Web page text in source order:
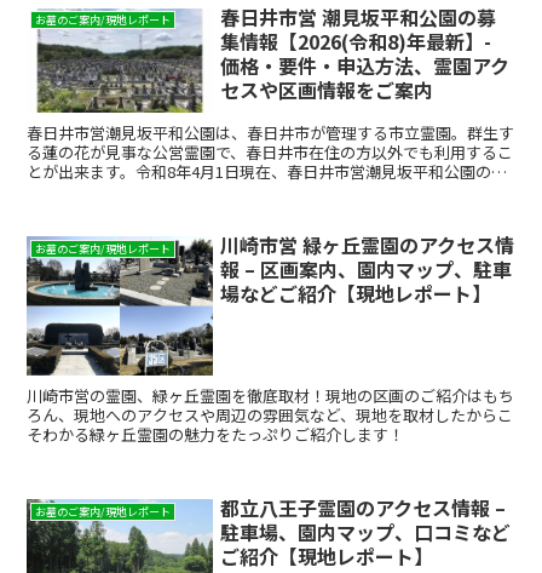
お墓のご案内/現地レポート
春日井市営 潮見坂平和公園の募
集情報【2026(令和8)年最新】-
価格・要件・申込方法、霊園アク
セスや区画情報をご案内
春日井市営潮見坂平和公園は、春日井市が管理する市立霊園。群生す
る蓮の花が見事な公営霊園で、春日井市在住の方以外でも利用するこ
とが出来ます。令和8年4月1日現在、春日井市営潮見坂平和公園の使
お墓のご案内/現地レポート
川崎市営 緑ヶ丘霊園のアクセス情
報 – 区画案内、園内マップ、駐車
場などご紹介【現地レポート】
川崎市営の霊園、緑ヶ丘霊園を徹底取材！現地の区画のご紹介はもち
ろん、現地へのアクセスや周辺の雰囲気など、現地を取材したからこ
そわかる緑ヶ丘霊園の魅力をたっぷりご紹介します！
お墓のご案内/現地レポート
都立八王子霊園のアクセス情報 –
駐車場、園内マップ、口コミなど
ご紹介【現地レポート】